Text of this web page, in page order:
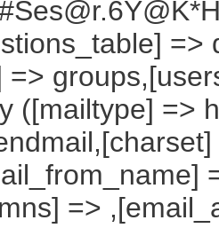
=>
([mailtype] =>
=>